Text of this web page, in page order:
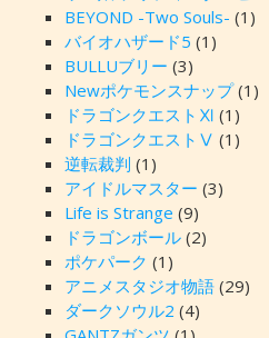
BEYOND -Two Souls- (1)
バイオハザード5 (1)
BULLUブリー (3)
Newポケモンスナップ(1)
ドラゴンクエストⅪ (1)
ドラゴンクエストⅤ (1)
逆転裁判 (1)
アイドルマスター (3)
Life is Strange (9)
ドラゴンボール(2)
ポケパーク (1)
アニメスタジオ物語(29)
ダークソウル2 (4)